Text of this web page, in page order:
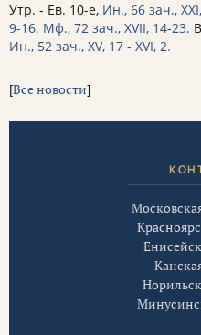
Утр. - Ев. 10-е, Ин., 66 зач.,
9-16. Мф., 72 зач., XVII, 14-23.
Ин., 52 зач., XV, 17 - XVI, 2.
[Все новости]